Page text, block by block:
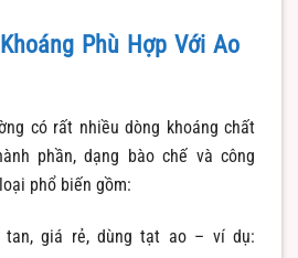
Phù Hợp Với Ao
có rất nhiều dòng khoáng chất
phần, dạng bào chế và công
phổ biến gồm:
tan, giá rẻ, dùng tạt ao – ví dụ: